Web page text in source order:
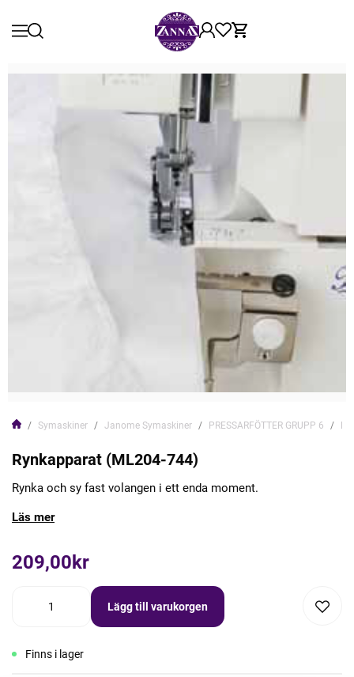
Symaskiner Janome Symaskiner PRESSARFÖTTER GRUPP 6
Rynkapparat (ML204-744)
Rynka och sy fast volangen i ett enda moment.
Läs mer
209,00kr
Lägg till varukorgen
Finns i lager